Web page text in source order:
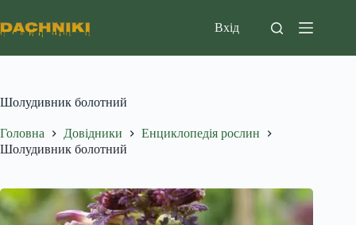
до
вмісту
Вхід
Шолудивник болотний
Головна Довідники
Енциклопедія рослин
Шолудивник болотний